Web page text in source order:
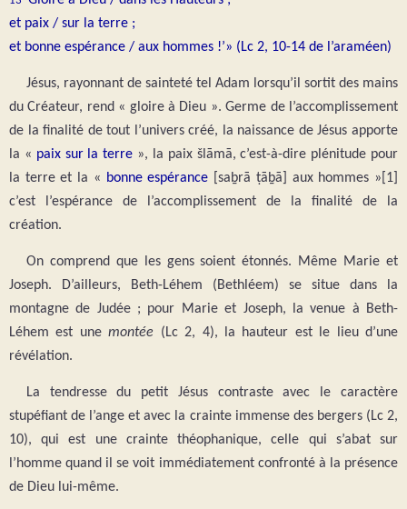
et paix / sur la terre ;
et bonne espérance / aux hommes !’» (Lc 2, 10-14 de l’araméen)
Jésus, rayonnant de sainteté tel Adam lorsqu’il sortit des mains
du Créateur, rend « gloire à Dieu ». Germe de l’accomplissement
de la finalité de tout l’univers créé, la naissance de Jésus apporte
la « paix sur la terre », la paix šlāmā, c’est-à-dire plénitude pour
la terre et la « bonne espérance
[saḇrā ṭāḇā] aux hommes »[1]
c’est l’espérance de l’accomplissement de la finalité de la
création.
On comprend que les gens soient étonnés. Même Marie et
Joseph. D’ailleurs, Beth-Léhem (Bethléem) se situe dans la
montagne de Judée ; pour Marie et Joseph, la venue à Beth-
Léhem est unemontée (Lc 2, 4), la hauteur est le lieu d’une
révélation.
La tendresse du petit Jésus contraste avec le caractère
stupéfiant de l’ange et avec la crainte immense des bergers (Lc 2,
10), qui est une crainte théophanique, celle qui s’abat sur
l’homme quand il se voit immédiatement confronté à la présence
de Dieu lui-même.